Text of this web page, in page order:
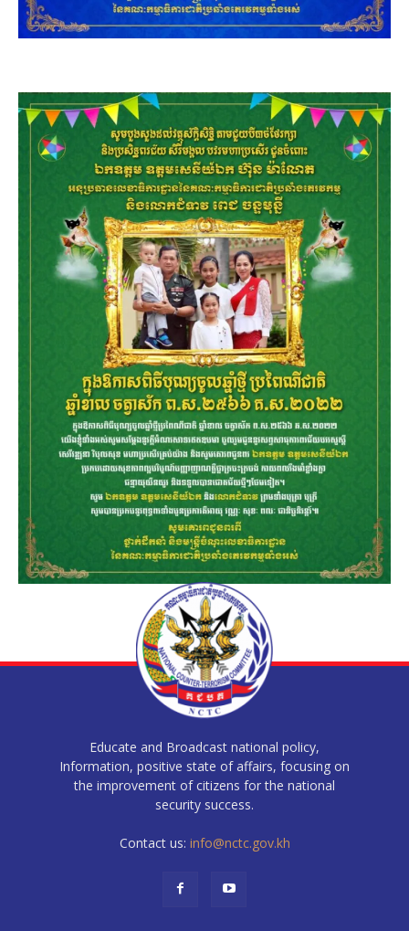
Educate and Broadcast national policy,
Information, positive state of affairs, focusing on
the improvement of citizens for the national
security success.
Contact us: info@nctc.gov.kh